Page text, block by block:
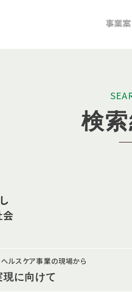
事業
SEA
検索
会
ルスケア事業の現場から
に向けて